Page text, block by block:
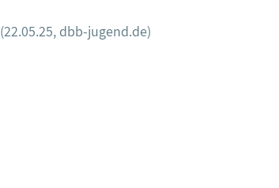
(22.05.25, dbb-jugend.de)